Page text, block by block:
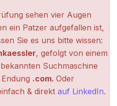
sehen vier Augen
ein Patzer aufgefallen ist,
Sie es uns bitte wissen:
, gefolgt von einem
Suchmaschine
.com. Oder
& direkt auf LinkedIn.